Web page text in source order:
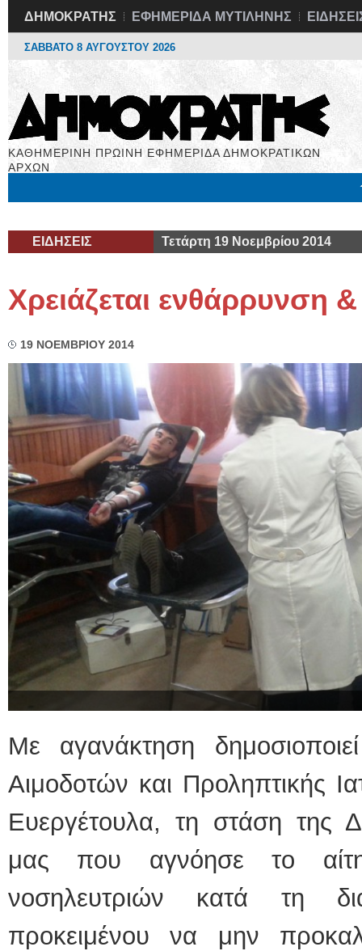
ΔΗΜΟΚΡΑΤΗΣ ΕΦΗΜΕΡΙΔΑ ΜΥΤΙΛΗΝΗΣ
ΣΑΒΒΑΤΟ 8 ΑΥΓΟΥΣΤΟΥ 2026
ΚΑΘΗΜΕΡΙΝΗ ΠΡΩΙΝΗ ΕΦΗΜΕΡΙΔΑ ΔΗΜΟΚΡΑΤΙΚΩΝ
ΑΡΧΩΝ
ΕΙΔΗΣΕΙΣ Τετάρτη 19 Νοεμβρίου 2014
Χρειάζεται ενθάρρυνση
19 ΝΟΕΜΒΡΙΟΥ 2014
Με αγανάκτηση
Αιμοδοτών και Προληπτικής
Ευεργέτουλα, τη στάση της
μας που αγνόησε το
νοσηλευτριών κατά τη
προκειμένου να μην